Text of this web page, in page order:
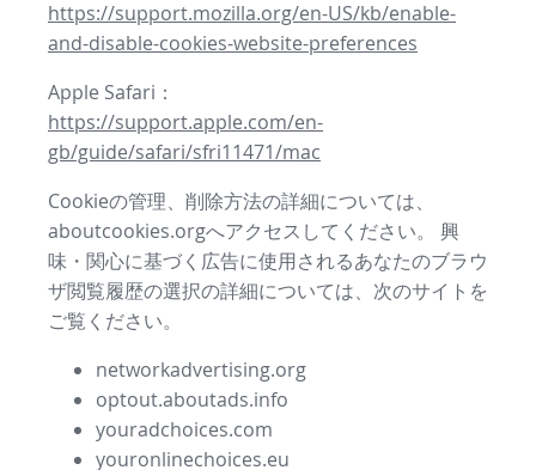
https://support.mozilla.org/en-US/kb/enable-
and-disable-cookies-website-preferences
Apple Safari：
https://support.apple.com/en-
gb/guide/safari/sfri11471/mac
Cookieの管理、削除方法の詳細については、
aboutcookies.orgへアクセスしてください。 興
味・関心に基づく広告に使用されるあなたのブラウ
ザ閲覧履歴の選択の詳細については、次のサイトを
ご覧ください。
networkadvertising.org
optout.aboutads.info
youradchoices.com
youronlinechoices.eu